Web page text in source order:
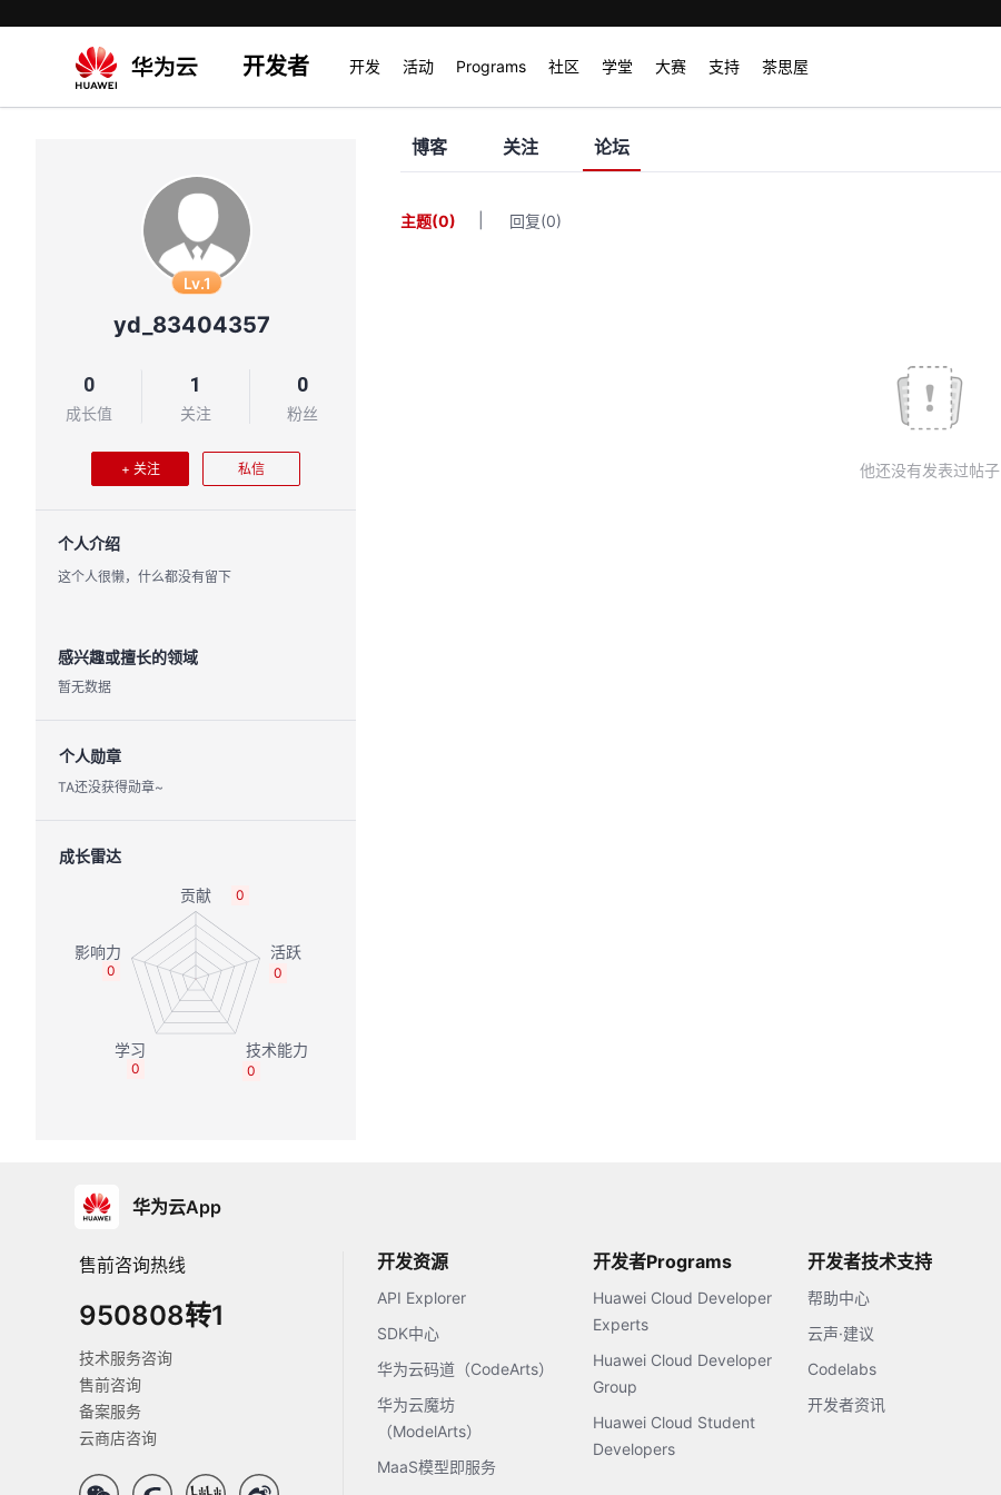
开发者 开发 活动 Programs 社区 学堂 大赛 支持 茶思屋
Lv.1
yd_83404357
0
成长值
1
关注
0
粉丝
+ 关注 私信
个人介绍
这个人很懒，什么都没有留下
感兴趣或擅长的领域
暂无数据
个人勋章
TA还没获得勋章~
成长雷达
0
0
0
0
0
博客 关注 论坛
主题(0) 回复(0)
他还没有发表过帖子
华为云App
售前咨询热线
950808转1
技术服务咨询
售前咨询
备案服务
云商店咨询
开发资源
API Explorer
SDK中心
华为云码道（CodeArts）
华为云魔坊
（ModelArts）
MaaS模型即服务
开发者Programs
Huawei Cloud Developer
Experts
Huawei Cloud Developer
Group
Huawei Cloud Student
Developers
开发者技术支持
帮助中心
云声·建议
Codelabs
开发者资讯